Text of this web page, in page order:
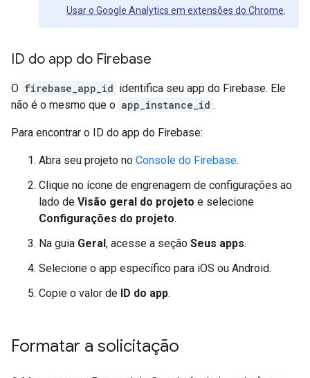
Usar o Google Analytics em extensões do Chrome
ID do app do Firebase
O firebase_app_id identifica seu app do Firebase. Ele
não é o mesmo que o app_instance_id .
Para encontrar o ID do app do Firebase:
Abra seu projeto no Console do Firebase.
Clique no ícone de engrenagem de configurações ao
lado de Visão geral do projeto e selecione
Configurações do projeto.
Na guia Geral, acesse a seção Seus apps.
Selecione o app específico para iOS ou Android.
Copie o valor de ID do app.
Formatar a solicitação